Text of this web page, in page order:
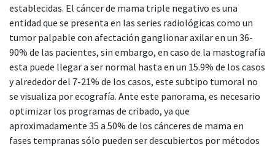
establecidas. El cáncer de mama triple negativo es una
entidad que se presenta en las series radiológicas como un
tumor palpable con afectación ganglionar axilar en un 36-
90% de las pacientes, sin embargo, en caso de la mastografía
esta puede llegar a ser normal hasta en un 15.9% de los casos
y alrededor del 7-21% de los casos, este subtipo tumoral no
se visualiza por ecografía. Ante este panorama, es necesario
optimizar los programas de cribado, ya que
aproximadamente 35 a 50% de los cánceres de mama en
fases tempranas sólo pueden ser descubiertos por métodos